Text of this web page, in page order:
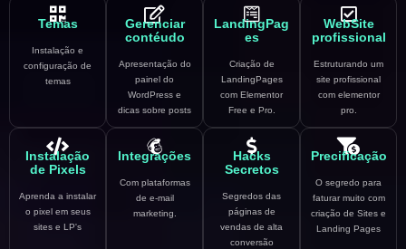
Temas
Instalação e
configuração de
temas
Gerenciar
contéudo
Apresentação do
painel do
WordPress e
dicas sobre posts
LandingPag
es
Criação de
LandingPages
com Elementor
Free e Pro.
WebSite
profissional
Estruturando um
site profissional
com elementor
pro.
Instalação
de Pixels
Aprenda a instalar
o pixel em seus
sites e LP's
Integrações
Com plataformas
de e-mail
marketing.
Hacks
Secretos
Segredos das
páginas de
vendas de alta
conversão
Precificação
O segredo para
faturar muito com
criação de Sites e
Landing Pages